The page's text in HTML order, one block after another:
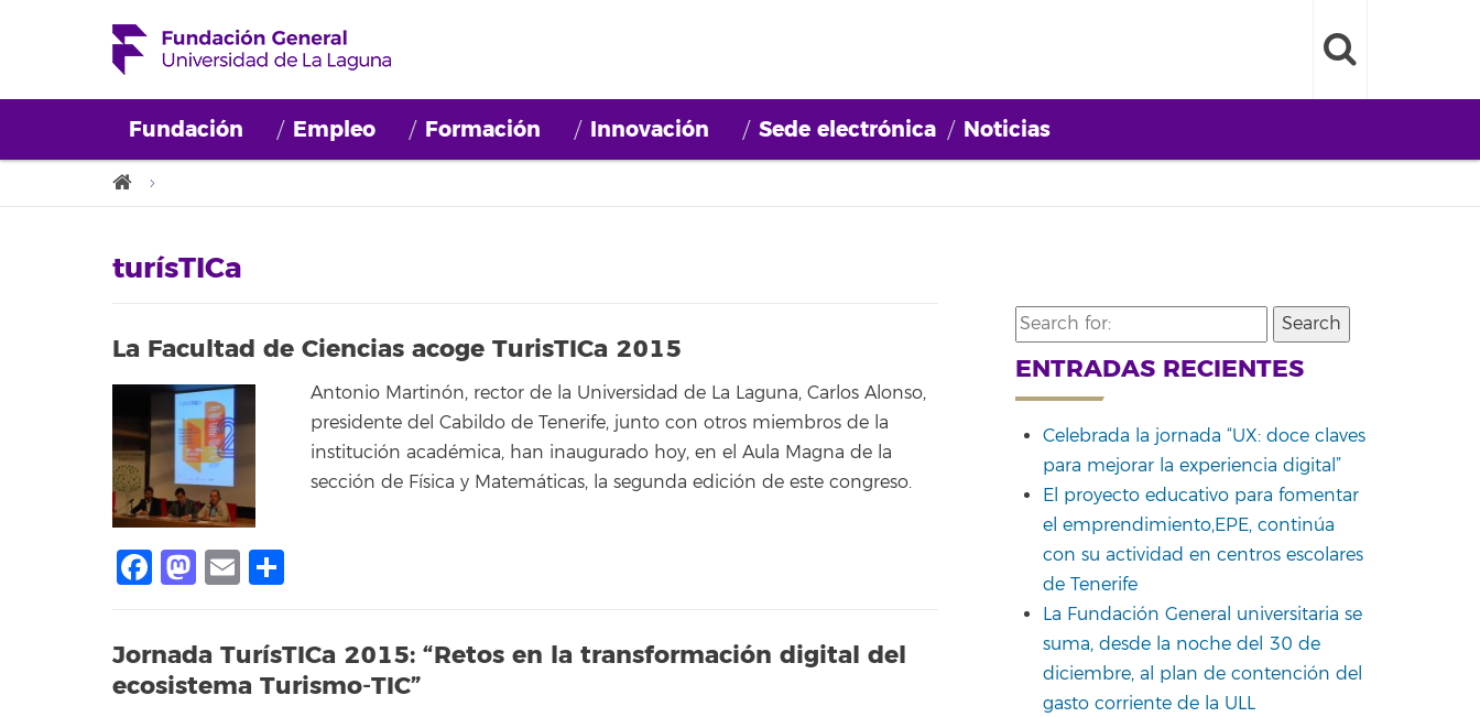
Fundación Empleo Formación Innovación Sede electrónica Noticias
turísTICa
La Facultad de Ciencias acoge TurisTICa 2015
Antonio Martinón, rector de la Universidad de La Laguna, Carlos Alonso,
presidente del Cabildo de Tenerife, junto con otros miembros de la
institución académica, han inaugurado hoy, en el Aula Magna de la
sección de Física y Matemáticas, la segunda edición de este congreso.
Facebook
Mastodon
Email
Jornada TurísTICa 2015: “Retos en la transformación digital del
ecosistema Turismo-TIC”
Search
for:
ENTRADAS RECIENTES
Celebrada la jornada “UX: doce claves
para mejorar la experiencia digital”
El proyecto educativo para fomentar
el emprendimiento,EPE, continúa
con su actividad en centros escolares
de Tenerife
La Fundación General universitaria se
suma, desde la noche del 30 de
diciembre, al plan de contención del
gasto corriente de la ULL